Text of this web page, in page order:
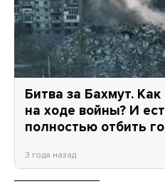
Битва за Бахмут.
на ходе войны? И
полностью отбить
3 года назад